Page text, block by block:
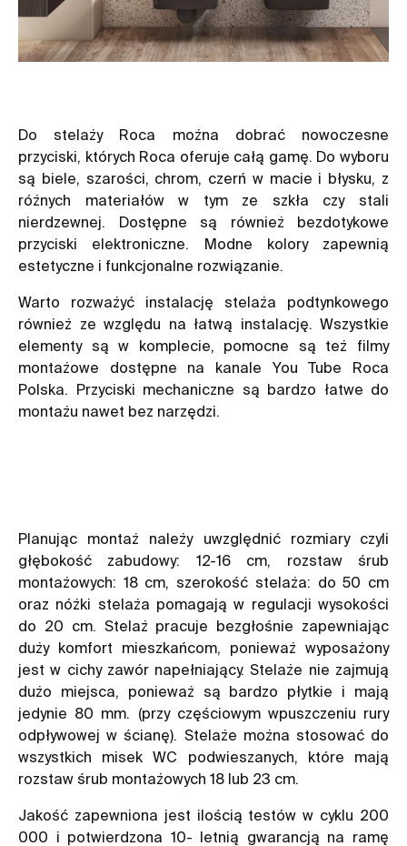
Do stelaży Roca można dobrać nowoczesne
przyciski, których Roca oferuje całą gamę. Do wyboru
są biele, szarości, chrom, czerń w macie i błysku, z
różnych materiałów w tym ze szkła czy stali
nierdzewnej. Dostępne są również bezdotykowe
przyciski elektroniczne. Modne kolory zapewnią
estetyczne i funkcjonalne rozwiązanie.
Warto rozważyć instalację stelaża podtynkowego
również ze względu na łatwą instalację. Wszystkie
elementy są w komplecie, pomocne są też filmy
montażowe dostępne na kanale You Tube Roca
Polska. Przyciski mechaniczne są bardzo łatwe do
montażu nawet bez narzędzi.
Planując montaż należy uwzględnić rozmiary czyli
głębokość zabudowy: 12-16 cm, rozstaw śrub
montażowych: 18 cm, szerokość stelaża: do 50 cm
oraz nóżki stelaża pomagają w regulacji wysokości
do 20 cm. Stelaż pracuje bezgłośnie zapewniając
duży komfort mieszkańcom, ponieważ wyposażony
jest w cichy zawór napełniający. Stelaże nie zajmują
dużo miejsca, ponieważ są bardzo płytkie i mają
jedynie 80 mm. (przy częściowym wpuszczeniu rury
odpływowej w ścianę). Stelaże można stosować do
wszystkich misek WC podwieszanych, które mają
rozstaw śrub montażowych 18 lub 23 cm.
Jakość zapewniona jest ilością testów w cyklu 200
000 i potwierdzona 10- letnią gwarancją na ramę